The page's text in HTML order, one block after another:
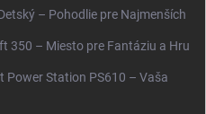
– Pohodlie pre Najmenších
350 – Miesto pre Fantáziu a Hru
Power Station PS610 – Vaša